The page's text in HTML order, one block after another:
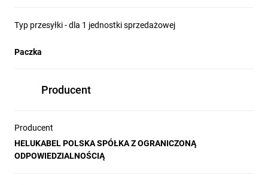
Typ przesyłki - dla 1 jednostki sprzedażowej
Paczka
Producent
Producent
HELUKABEL POLSKA SPÓŁKA Z OGRANICZONĄ
ODPOWIEDZIALNOŚCIĄ